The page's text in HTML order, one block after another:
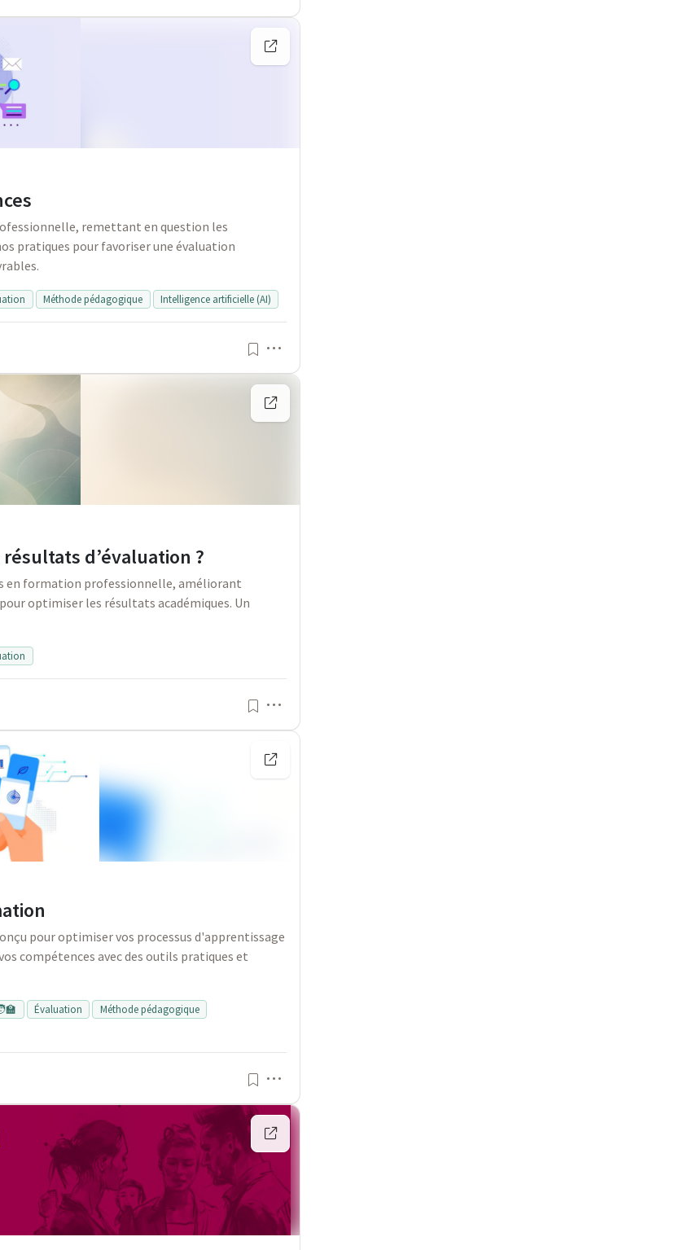
remettant en question les
pratiques pour favoriser une évaluation
Méthode pédagogique Intelligence artificielle (AI)
d’évaluation ?
en formation professionnelle, améliorant
optimiser les résultats académiques. Un
pour optimiser vos processus d'apprentissage
compétences avec des outils pratiques et
Évaluation
Méthode pédagogique